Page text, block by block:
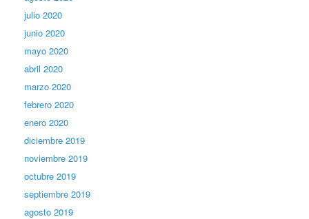
julio 2020
junio 2020
mayo 2020
abril 2020
marzo 2020
febrero 2020
enero 2020
diciembre 2019
noviembre 2019
octubre 2019
septiembre 2019
agosto 2019